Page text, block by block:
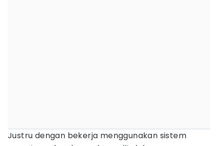
Justru dengan bekerja menggunakan sistem